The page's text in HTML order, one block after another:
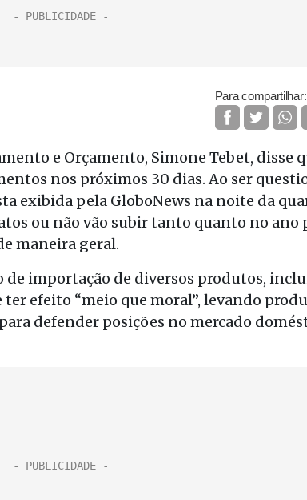
Para compartilhar:
e Orçamento, Simone Tebet, disse
nos próximos 30 dias. Ao ser
exibida pela GloboNews na noite da
ou não vão subir tanto quanto no ano
maneira geral.
de importação de diversos produtos,
ter efeito “meio que moral”, levando
defender posições no mercado